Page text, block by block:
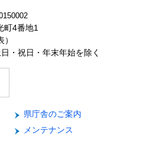
町4番地1
・祝日・年末年始を除く
県庁舎のご案内
メンテナンス